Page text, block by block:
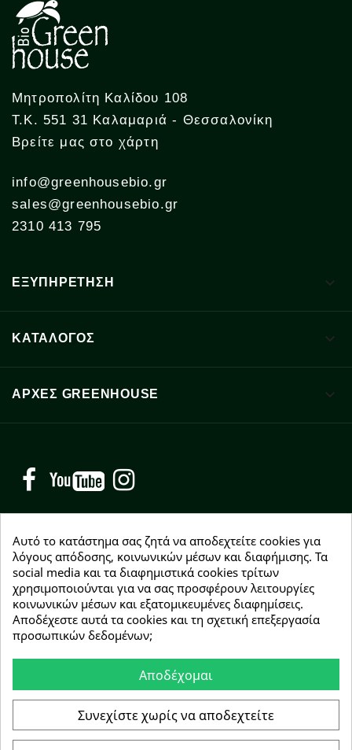
Μητροπολίτη Καλίδου 108
Τ.Κ. 551 31 Καλαμαριά - Θεσσαλονίκη
Βρείτε μας στο χάρτη
info@greenhousebio.gr
sales@greenhousebio.gr
2310 413 795
ΕΞΥΠΗΡΕΤΗΣΗ 
ΚΑΤΑΛΟΓΟΣ 
ΑΡΧΈΣ GREENHOUSE 
Facebook YouTube
NEWSLETTER
Εγγραφείτε δωρεάν και θα είστε οι πρώτοι που θα
λάβετε τα νέα μας γύρω από προσφορές, εκπτώσεις
και νέα προϊόντα.
Συμφωνώ με τουςόρους χρήσης
Αυτό το κατάστημα σας ζητά να αποδεχτείτε cookies για
λόγους απόδοσης, κοινωνικών μέσων και διαφήμισης. Τα
social media και τα διαφημιστικά cookies τρίτων
χρησιμοποιούνται για να σας προσφέρουν λειτουργίες
κοινωνικών μέσων και εξατομικευμένες διαφημίσεις.
Αποδέχεστε αυτά τα cookies και τη σχετική επεξεργασία
προσωπικών δεδομένων;
Αποδέχομαι
Συνεχίστε χωρίς να αποδεχτείτε